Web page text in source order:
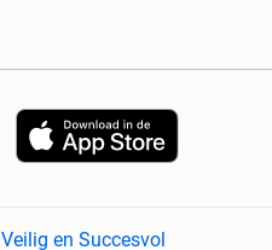
Veilig en Succesvol